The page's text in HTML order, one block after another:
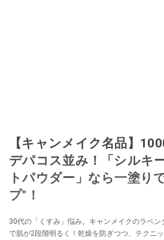
【キャンメイク名品】
デパコス並み！「シルキ
トパウダー」なら一塗り
プ"！
30代の「くすみ」悩み。キャンメイクのラベン
で肌が2段階明るく！乾燥を防ぎつつ、テクニ